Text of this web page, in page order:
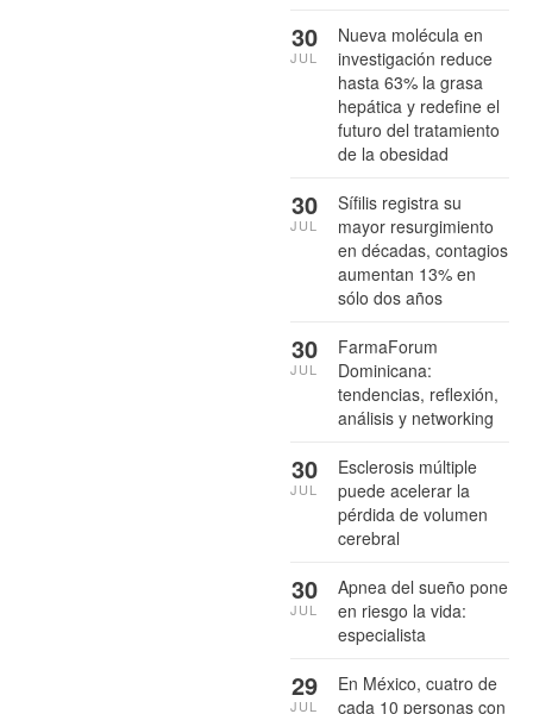
Nueva molécula en
investigación reduce
hasta 63% la grasa
hepática y redefine el
futuro del tratamiento
de la obesidad
30
JUL
Sífilis registra su
mayor resurgimiento
en décadas, contagios
aumentan 13% en
sólo dos años
30
JUL
FarmaForum
Dominicana:
tendencias, reflexión,
análisis y networking
30
JUL
Esclerosis múltiple
puede acelerar la
pérdida de volumen
cerebral
30
JUL
Apnea del sueño pone
en riesgo la vida:
especialista
30
JUL
En México, cuatro de
cada 10 personas con
29
JUL